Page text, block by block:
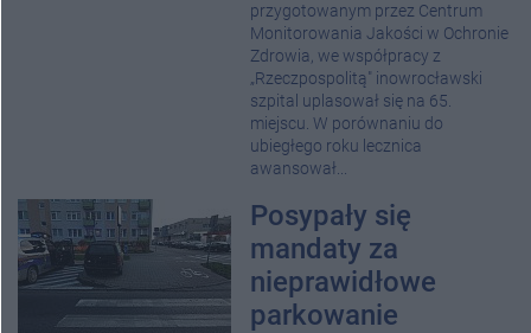
przygotowanym przez Centrum
Monitorowania Jakości w Ochronie
Zdrowia, we współpracy z
„Rzeczpospolitą" inowrocławski
szpital uplasował się na 65.
miejscu. W porównaniu do
ubiegłego roku lecznica
awansował...
Posypały się
mandaty za
nieprawidłowe
parkowanie